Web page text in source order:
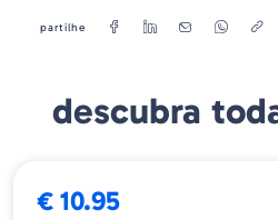
partilhe
descubra
€ 10.95